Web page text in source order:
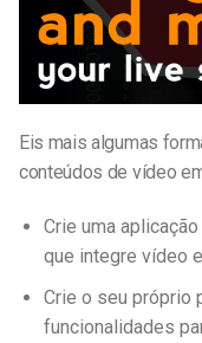
Eis mais algumas
conteúdos de vídeo
Crie uma
que integre vídeo
Crie o seu próprio
funcionalidades